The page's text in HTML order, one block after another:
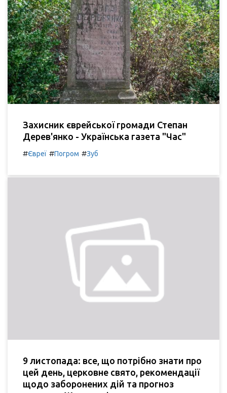
Захисник єврейської громади Степан
Дерев'янко - Українська газета "Час"
#Євреї #Погром #Зуб
9 листопада: все, що потрібно знати про
цей день, церковне свято, рекомендації
щодо заборонених дій та прогноз